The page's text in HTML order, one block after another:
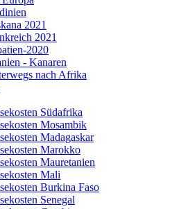
2021
2021
2020
- Kanaren
nach Afrika
Südafrika
Mosambik
Madagaskar
Marokko
Mauretanien
Mali
Burkina Faso
Senegal